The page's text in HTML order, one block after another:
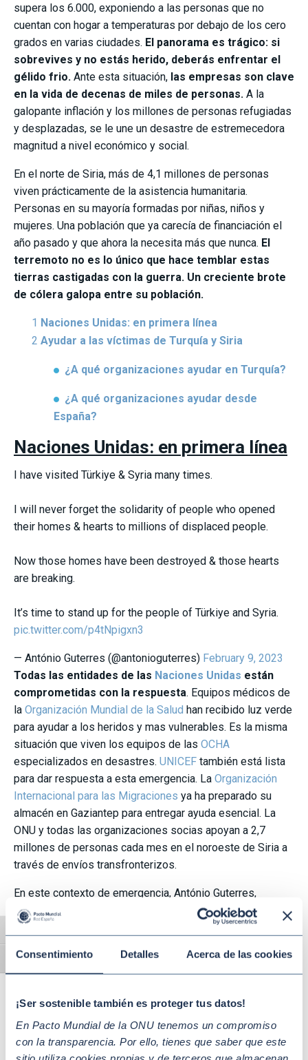
Consentimiento Detalles Acerca de las cookies
¡Ser sostenible también es proteger tus datos!
En Pacto Mundial de la ONU tenemos un compromiso
con la transparencia. Por ello, tienes que saber que este
Alternar alto contraste
supera los 6.000, exponiendo a las personas que no
cuentan con hogar a temperaturas por debajo de los cero
grados en varias ciudades. El panorama es trágico: si
sobrevives y no estás herido, deberás enfrentar el
gélido frio. Ante esta situación, las empresas son clave
en la vida de decenas de miles de personas. A la
galopante inflación y los millones de personas refugiadas
y desplazadas, se le une un desastre de estremecedora
magnitud a nivel económico y social.
En el norte de Siria, más de 4,1 millones de personas
viven prácticamente de la asistencia humanitaria.
Personas en su mayoría formadas por niñas, niños y
mujeres. Una población que ya carecía de financiación el
año pasado y que ahora la necesita más que nunca. El
terremoto no es lo único que hace temblar estas
tierras castigadas con la guerra. Un creciente brote
de cólera galopa entre su población.
Naciones Unidas: en primera línea
Ayudar a las víctimas de Turquía y Siria
¿A qué organizaciones ayudar en Turquía?
¿A qué organizaciones ayudar desde
España?
Naciones Unidas: en primera línea
I have visited Türkiye & Syria many times.
I will never forget the solidarity of people who opened
their homes & hearts to millions of displaced people.
Now those homes have been destroyed & those hearts
are breaking.
It’s time to stand up for the people of Türkiye and Syria.
pic.twitter.com/p4tNpigxn3
— António Guterres (@antonioguterres) February 9, 2023
Todas las entidades de las Naciones Unidas están
comprometidas con la respuesta. Equipos médicos de
la Organización Mundial de la Salud han recibido luz verde
para ayudar a los heridos y mas vulnerables. Es la misma
situación que viven los equipos de las OCHA
especializados en desastres. UNICEF también está lista
para dar respuesta a esta emergencia. La Organización
Internacional para las Migraciones ya ha preparado su
almacén en Gaziantep para entregar ayuda esencial. La
ONU y todas las organizaciones socias apoyan a 2,7
millones de personas cada mes en el noroeste de Siria a
través de envíos transfronterizos.
En este contexto de emergencia, António Guterres,
Secretario General de las Naciones Unidas, ha llamado a la
comunidad internacional a mostrar el mismo apoyo y
protegieron y asistieron a millones de refugiados y
desplazados.
Tenemos un gran desafío por delante y las acciones
del tejido empresarial son importantes.Mientras las
operaciones de búsqueda y rescate continúan, hemos